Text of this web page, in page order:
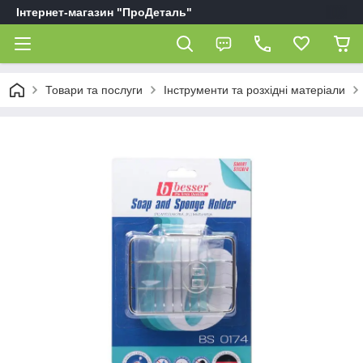
Інтернет-магазин "ПроДеталь"
Товари та послуги Інструменти та розхідні матеріали